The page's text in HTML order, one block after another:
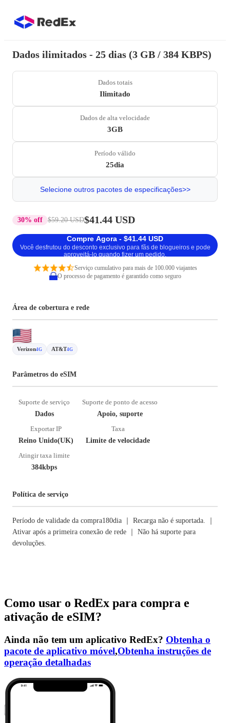
Dados ilimitados - 25 dias (3 GB / 384 KBPS)
Dados totais
Ilimitado
Dados de alta velocidade
3GB
Período válido
25dia
Selecione outros pacotes de especificações>>
30% off $59.20 USD$41.44 USD
Compre Agora - $41.44 USD
Você desfrutou do desconto exclusivo para fãs de blogueiros e pode
aproveitá-lo quando fizer um pedido.
Serviço cumulativo para mais de 100.000 viajantes
O processo de pagamento é garantido como seguro
Área de cobertura e rede
Verizon4G AT&T4G
Parâmetros do eSIM
Suporte de serviço
Dados
Suporte de ponto de acesso
Apoio, suporte
Exportar IP
Reino Unido(UK)
Taxa
Limite de velocidade
Atingir taxa limite
384kbps
Política de serviço
Período de validade da compra180dia ｜ Recarga não é suportada. ｜
Ativar após a primeira conexão de rede ｜ Não há suporte para
devoluções.
Como usar o RedEx para compra e
ativação de eSIM?
Ainda não tem um aplicativo RedEx? Obtenha o
pacote de aplicativo móvel,Obtenha instruções de
operação detalhadas